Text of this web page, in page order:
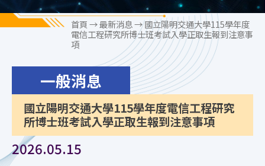
首頁→最新消息→ 國立陽明交通大學115學年度
電信工程研究所博士班考試入學正取生報到注意事
項
一般消息
國立陽明交通大學115學年度電信工程研究
所博士班考試入學正取生報到注意事項
2026.05.15